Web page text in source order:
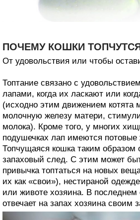
ПОЧЕМУ КОШКИ
От удовольствия или чтобы
Топтание связано с
лапами, когда их ласкают или
(исходно этим движением котята
молочную железу матери,
молока). Кроме того, у многих
подушечках лап имеются потовые
Топчущаяся кошка таким образом
запаховый след. С этим может
привычка топтаться на новых
их как «свои»), нестираной
или животе хозяина. В последнем
отвечает на запах хозяина своим